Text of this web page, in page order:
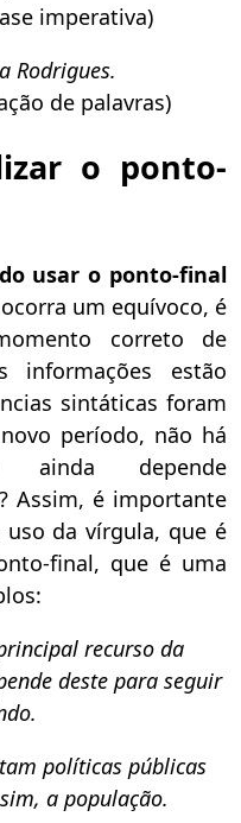
imperativa)
Rodrigues.
de palavras)
o ponto-
usar o ponto-final
um equívoco, é
correto de
informações estão
sintáticas foram
período, não há
depende
Assim, é importante
da vírgula, que é
final, que é uma
recurso da
deste para seguir
políticas públicas
a população.